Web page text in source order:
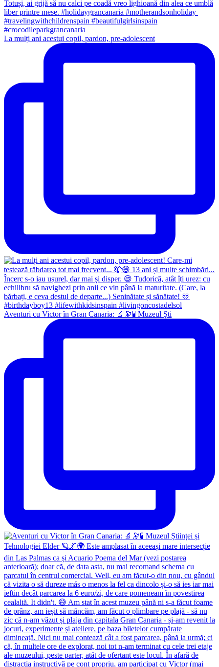
La mulți ani acestui copil, pardon, pre-adolescent
Aventuri cu Victor în Gran Canaria: 🔬🔭🧪 Muzeul Ști